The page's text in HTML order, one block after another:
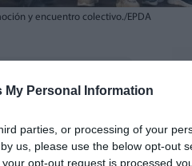
My Personal Information
parties, or processing of your
us, please use the below opt-out
opt-out request is processed
y encuentro colectivo./EPDA
artístico
cultural que unió